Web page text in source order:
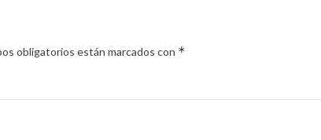
obligatorios están marcados con *